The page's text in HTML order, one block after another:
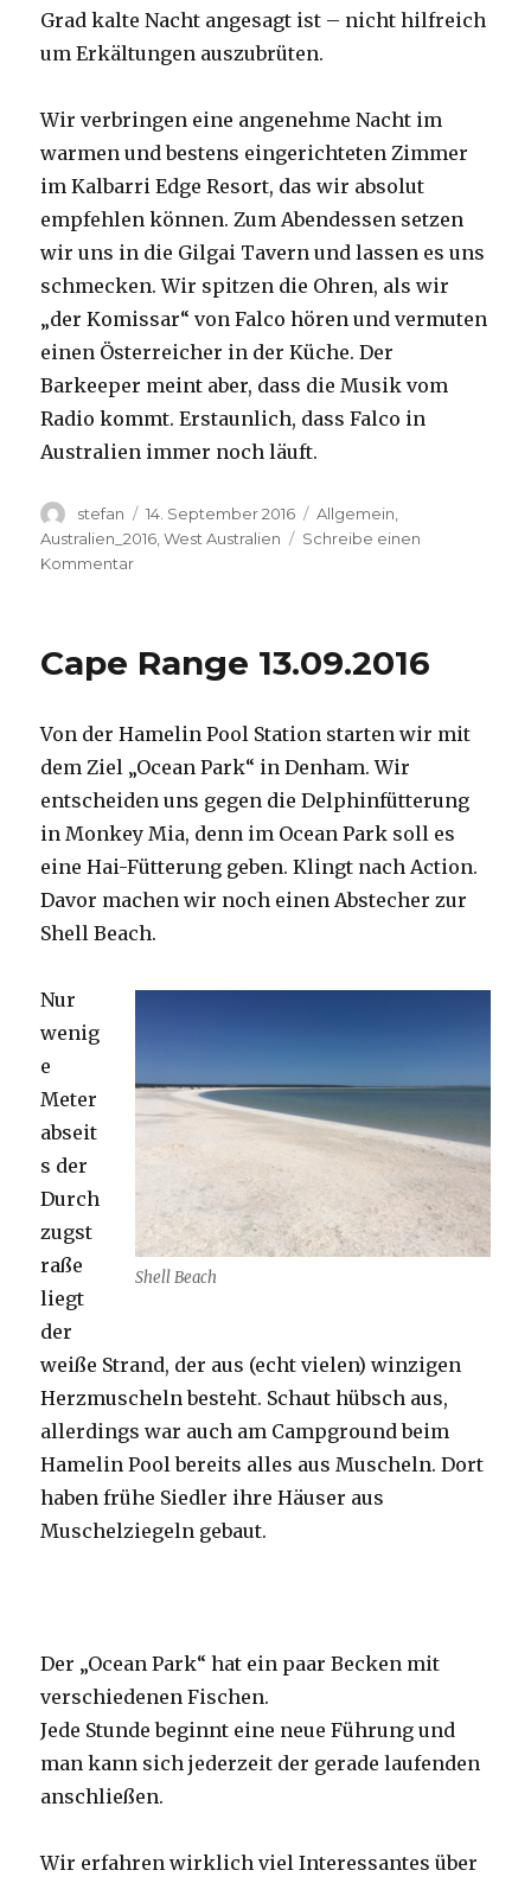
Grad kalte Nacht angesagt ist – nicht hilfreich
um Erkältungen auszubrüten.
Wir verbringen eine angenehme Nacht im
warmen und bestens eingerichteten Zimmer
im Kalbarri Edge Resort, das wir absolut
empfehlen können. Zum Abendessen setzen
wir uns in die Gilgai Tavern und lassen es uns
schmecken. Wir spitzen die Ohren, als wir
„der Komissar“ von Falco hören und vermuten
einen Österreicher in der Küche. Der
Barkeeper meint aber, dass die Musik vom
Radio kommt. Erstaunlich, dass Falco in
Australien immer noch läuft.
Autor
stefan
Veröffentlicht
am
14. September 2016 Kategorien
Allgemein
Australien_2016 ,West Australien
Schreibe einen
Kommentarzu
Cape Range 13.09.2016
Von der Hamelin Pool Station starten wir mit
dem Ziel „Ocean Park“ in Denham. Wir
entscheiden uns gegen die Delphinfütterung
in Monkey Mia, denn im Ocean Park soll es
eine Hai-Fütterung geben. Klingt nach Action.
Davor machen wir noch einen Abstecher zur
Shell Beach.
Shell Beach
Nur
wenig
e
Meter
abseit
s der
Durch
zugst
raße
liegt
der
weiße Strand, der aus (echt vielen) winzigen
Herzmuscheln besteht. Schaut hübsch aus,
allerdings war auch am Campground beim
Hamelin Pool bereits alles aus Muscheln. Dort
haben frühe Siedler ihre Häuser aus
Muschelziegeln gebaut.
Der „Ocean Park“ hat ein paar Becken mit
verschiedenen Fischen.
Jede Stunde beginnt eine neue Führung und
man kann sich jederzeit der gerade laufenden
anschließen.
Wir erfahren wirklich viel Interessantes über